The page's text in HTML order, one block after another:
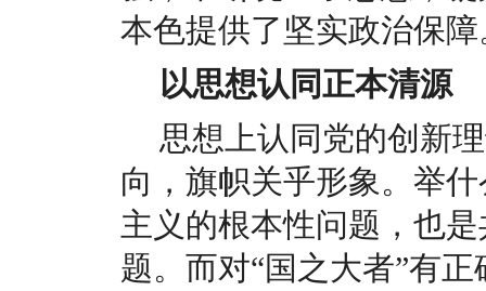
本色提供了坚实政治保障
以思想认同正本清源
思想上认同党的创新
向，旗帜关乎形象。举
主义的根本性问题，也
题。而对“国之大者”有